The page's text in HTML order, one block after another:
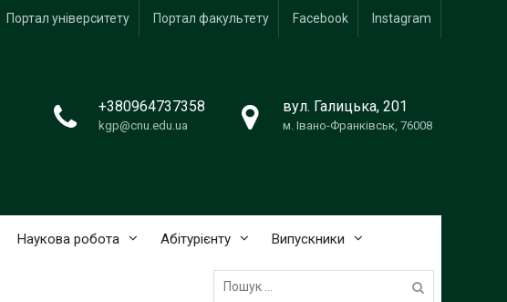
Портал університету Портал факультету Facebook Instagram
+380964737358
kgp@cnu.edu.ua
вул. Галицька, 201
м. Івано-Франківськ, 76008
Наукова робота Абітурієнту Випускники
Пошук: